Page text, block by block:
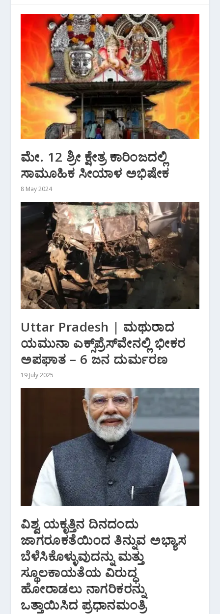
ಮೇ. 12 ಶ್ರೀ ಕ್ಷೇತ್ರ ಕಾರಿಂಜದಲ್ಲಿ
ಸಾಮೂಹಿಕ ಸೀಯಾಳ ಅಭಿಷೇಕ
8 May 2024
Uttar Pradesh | ಮಥುರಾದ
ಯಮುನಾ ಎಕ್ಸ್‌ಪ್ರೆಸ್‌ವೇನಲ್ಲಿ ಭೀಕರ
ಅಪಘಾತ – 6 ಜನ ದುರ್ಮರಣ
19 July 2025
ವಿಶ್ವ ಯಕೃತ್ತಿನ ದಿನದಂದು
ಜಾಗರೂಕತೆಯಿಂದ ತಿನ್ನುವ ಅಭ್ಯಾಸ
ಬೆಳೆಸಿಕೊಳ್ಳುವುದನ್ನು ಮತ್ತು
ಸ್ಥೂಲಕಾಯತೆಯ ವಿರುದ್ಧ
ಹೋರಾಡಲು ನಾಗರಿಕರನ್ನು
ಒತ್ತಾಯಿಸಿದ ಪ್ರಧಾನಮಂತ್ರಿ